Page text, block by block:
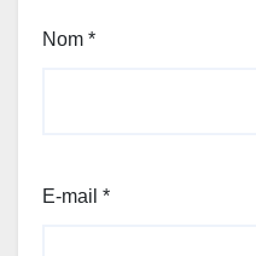
Nom *
E-mail *